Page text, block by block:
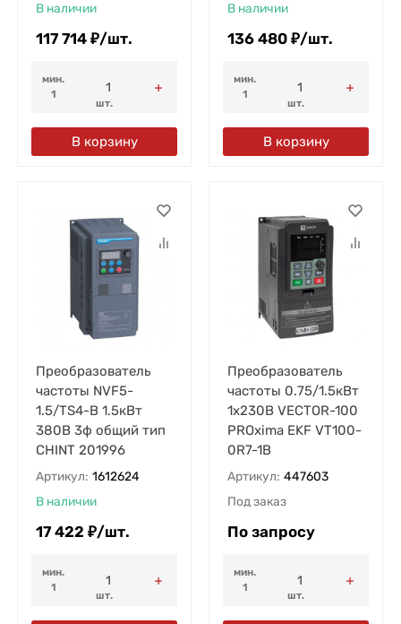
В наличии
117 714 ₽/шт.
мин.
1
шт.
В корзину
В наличии
136 480 ₽/шт.
мин.
1
шт.
В корзину
Преобразователь
частоты NVF5-
1.5/TS4-B 1.5кВт
380В 3ф общий тип
CHINT 201996
Артикул: 1612624
В наличии
17 422 ₽/шт.
мин.
1
шт.
Преобразователь
частоты 0.75/1.5кВт
1х230В VECTOR-100
PROxima EKF VT100-
0R7-1B
Артикул: 447603
Под заказ
По запросу
мин.
1
шт.